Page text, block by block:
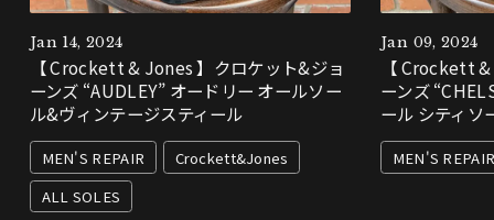
Jan 14, 2024
【 Crockett & Jones 】クロケット&ジョ
ーンズ “AUDLEY” オードリー オールソー
ル&ヴィンテージスティール
MEN'S REPAIR
Crockett&Jones
ALL SOLES
Jan 09, 2024
【 Crockett
ーンズ
ール シティソ
MEN'S